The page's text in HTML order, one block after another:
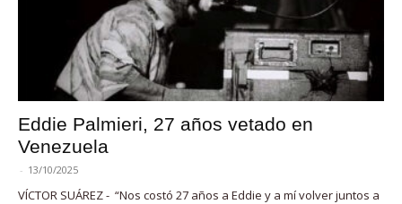
Eddie Palmieri, 27 años vetado en
Venezuela
- 13/10/2025
VÍCTOR SUÁREZ - “Nos costó 27 años a Eddie y a mí volver juntos a